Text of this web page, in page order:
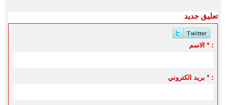
تعليق جديد
الاسم * :
بريد الكتروني * :